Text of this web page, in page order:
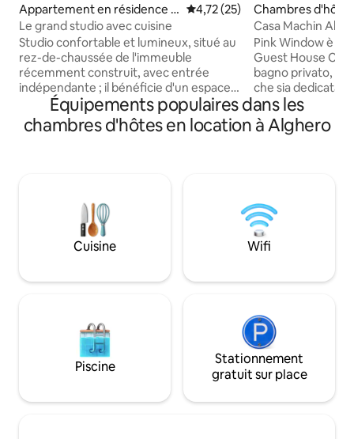
Appartement en résidence ⋅
Uri
Évaluation moyenne sur la
4,72 (25)
Le grand studio avec cuisine
Studio confortable et lumineux, situé au
rez-de-chaussée de l'immeuble
récemment construit, avec entrée
indépendante ; il bénéficie d'un espace
extérieur privatif. Il est situé dans une
position stratégique entre les plages
d'Alghero, de Bosa et de Stintino, le port,
bénéficierez de la propreté, de
l'hospitalité et de tout le confort
nécessaire.
Chambres
o
Casa Machin
Pink Window è
Guest House
bagno privato, di
che sia dedicata
ed è indicata per
d'appoggio al
singola con letto
insonorizzate da
con scurini da
Équipements populaires dans les
chambres d'hôtes en location à Alghero
Cuisine Wifi
Piscine
Stationnement
gratuit sur place